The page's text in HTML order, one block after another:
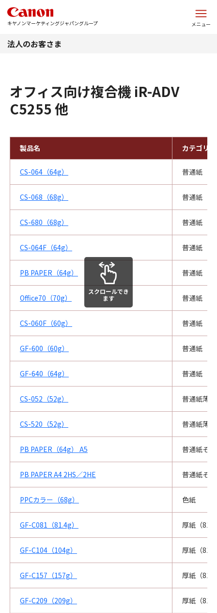
キヤノンマーケティングジャパングループ メニュー
法人のお客さま
オフィス向け複合機 iR-ADV
C5255 他
製品名 カテゴリ
CS-064（64g） 普通紙
CS-068（68g） 普通紙
CS-680（68g） 普通紙
CS-064F（64g） 普通紙
PB PAPER（64g） 普通紙
Office70（70g） 普通紙
CS-060F（60g） 普通紙
GF-600（60g） 普通紙
GF-640（64g） 普通紙
CS-052（52g） 普通紙薄紙
CS-520（52g） 普通紙薄紙
PB PAPER（64g） A5 普通紙そ
PB PAPER A4 2HS／2HE 普通紙そ
PPCカラー（68g） 色紙
GF-C081（81.4g） 厚紙（
GF-C104（104g） 厚紙（
GF-C157（157g） 厚紙（
GF-C209（209g） 厚紙（
スクロールでき
ます